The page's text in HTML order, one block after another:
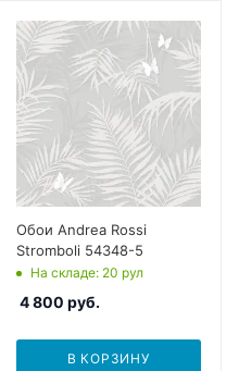
Обои Andrea Rossi
Stromboli 54348-5
На складе: 20 рул
4 800 руб.
В КОРЗИНУ